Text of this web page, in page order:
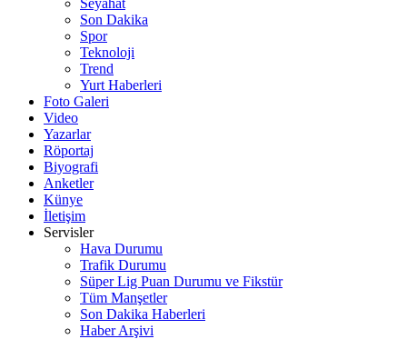
Son Dakika
Spor
Teknoloji
Trend
Yurt Haberleri
Foto Galeri
Video
Yazarlar
Röportaj
Biyografi
Anketler
Künye
İletişim
Servisler
Hava Durumu
Trafik Durumu
Süper Lig Puan Durumu ve Fikstür
Tüm Manşetler
Son Dakika Haberleri
Haber Arşivi